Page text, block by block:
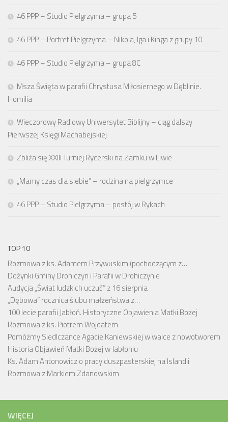
46 PPP – Studio Pielgrzyma – grupa 5
46 PPP – Portret Pielgrzyma – Nikola, Iga i Kinga z grupy 10
46 PPP – Studio Pielgrzyma – grupa 8C
Msza Święta w parafii Chrystusa Miłosiernego w Dęblinie.
Homilia
Wieczorowy Radiowy Uniwersytet Biblijny – ciąg dalszy
Pierwszej Księgi Machabejskiej
Zbliża się XXIII Turniej Rycerski na Zamku w Liwie
„Mamy czas dla siebie” – rodzina na pielgrzymce
46 PPP – Studio Pielgrzyma – postój w Rykach
TOP 10
Rozmowa z ks. Adamem Przywuskim (pochodzącym z…
Dożynki Gminy Drohiczyn i Parafii w Drohiczynie
Audycja „Świat ludzkich uczuć” z 16 sierpnia
„Dębowa” rocznica ślubu małżeństwa z…
100 lecie parafii Jabłoń. Historyczne Objawienia Matki Bożej
Rozmowa z ks. Piotrem Wojdatem
Pomóżmy Siedlczance Agacie Kaniewskiej w walce z nowotworem
Historia Objawień Matki Bożej w Jabłoniu
Ks. Adam Antonowicz o pracy duszpasterskiej na Islandii
Rozmowa z Markiem Zdanowskim
WIĘCEJ